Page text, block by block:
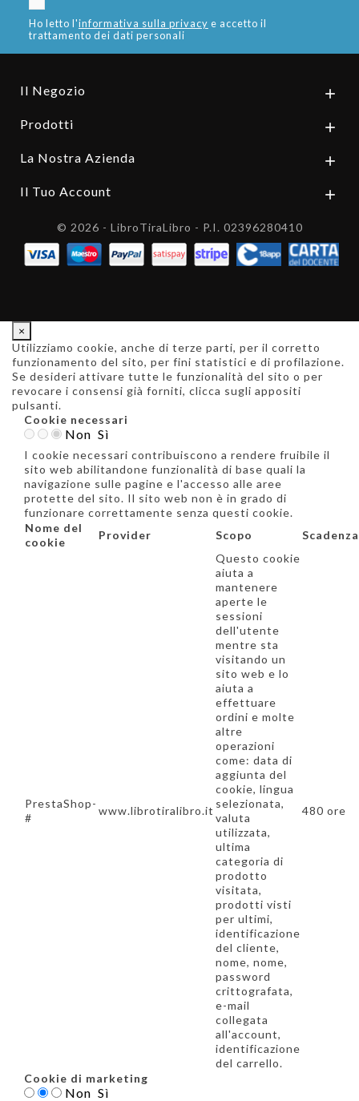
Ho letto l'informativa sulla privacy e accetto il
trattamento dei dati personali
Il Negozio 
Prodotti 
La Nostra Azienda 
Il Tuo Account 
© 2026 - LibroTiraLibro - P.I. 02396280410
×
Utilizziamo cookie, anche di terze parti, per il corretto
funzionamento del sito, per fini statistici e di profilazione.
Se desideri attivare tutte le funzionalità del sito o per
revocare i consensi già forniti, clicca sugli appositi
pulsanti.
Cookie necessari
Non Sì
I cookie necessari contribuiscono a rendere fruibile il
sito web abilitandone funzionalità di base quali la
navigazione sulle pagine e l'accesso alle aree
protette del sito. Il sito web non è in grado di
funzionare correttamente senza questi cookie.
Nome del
cookie
Provider Scopo Scadenza
PrestaShop-
#
www.librotiralibro.it
Questo cookie
aiuta a
mantenere
aperte le
sessioni
dell'utente
mentre sta
visitando un
sito web e lo
aiuta a
effettuare
ordini e molte
altre
operazioni
come: data di
aggiunta del
cookie, lingua
selezionata,
valuta
utilizzata,
ultima
categoria di
prodotto
visitata,
prodotti visti
per ultimi,
identificazione
del cliente,
nome, nome,
password
crittografata,
e-mail
collegata
all'account,
identificazione
del carrello.
480 ore
Cookie di marketing
Non Sì